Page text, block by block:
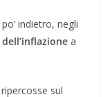
indietro, negli
dell’inflazione a
sul